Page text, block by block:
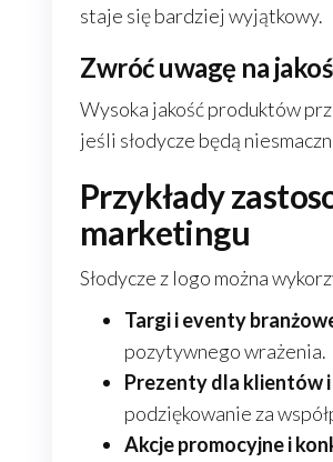
staje się bardziej wyjątkowy.
Zwróć uwagę na
Wysoka jakość produktów
jeśli słodycze będą
Przykłady
marketingu
Słodycze z logo można
Targi i eventy
pozytywnego wrażenia.
Prezenty dla klientów
podziękowanie za
Akcje promocyjne i